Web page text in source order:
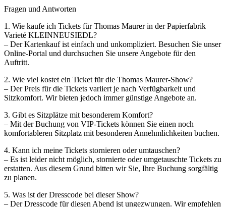
Fragen und Antworten
1. Wie kaufe ich Tickets für Thomas Maurer in der Papierfabrik
Varieté KLEINNEUSIEDL?
– Der Kartenkauf ist einfach und unkompliziert. Besuchen Sie unser
Online-Portal und durchsuchen Sie unsere Angebote für den
Auftritt.
2. Wie viel kostet ein Ticket für die Thomas Maurer-Show?
– Der Preis für die Tickets variiert je nach Verfügbarkeit und
Sitzkomfort. Wir bieten jedoch immer günstige Angebote an.
3. Gibt es Sitzplätze mit besonderem Komfort?
– Mit der Buchung von VIP-Tickets können Sie einen noch
komfortableren Sitzplatz mit besonderen Annehmlichkeiten buchen.
4. Kann ich meine Tickets stornieren oder umtauschen?
– Es ist leider nicht möglich, stornierte oder umgetauschte Tickets zu
erstatten. Aus diesem Grund bitten wir Sie, Ihre Buchung sorgfältig
zu planen.
5. Was ist der Dresscode bei dieser Show?
– Der Dresscode für diesen Abend ist ungezwungen. Wir empfehlen